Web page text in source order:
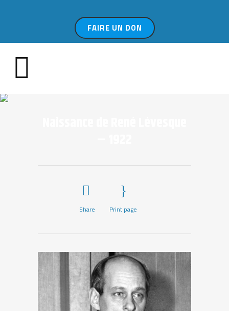
FAIRE UN DON
Share Print page